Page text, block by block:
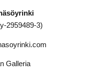
2959489-3)
Galleria